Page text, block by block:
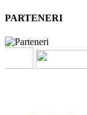
PARTENERI